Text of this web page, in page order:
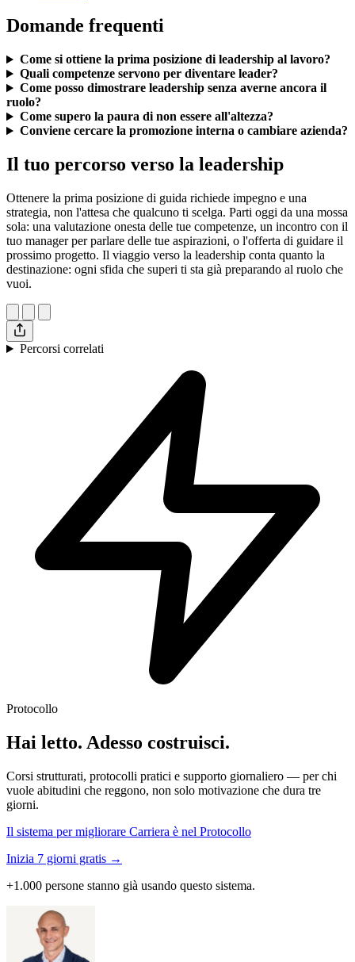
Domande frequenti
Come si ottiene la prima posizione di leadership al lavoro?
Quali competenze servono per diventare leader?
Come posso dimostrare leadership senza averne ancora il
ruolo?
Come supero la paura di non essere all'altezza?
Conviene cercare la promozione interna o cambiare azienda?
Il tuo percorso verso la leadership
Ottenere la prima posizione di guida richiede impegno e una
strategia, non l'attesa che qualcuno ti scelga. Parti oggi da una mossa
sola: una valutazione onesta delle tue competenze, un incontro con il
tuo manager per parlare delle tue aspirazioni, o l'offerta di guidare il
prossimo progetto. Il viaggio verso la leadership conta quanto la
destinazione: ogni sfida che superi ti sta già preparando al ruolo che
vuoi.
Percorsi correlati
Protocollo
Hai letto. Adesso costruisci.
Corsi strutturati, protocolli pratici e supporto giornaliero — per chi
vuole abitudini che reggono, non solo motivazione che dura tre
giorni.
Il sistema per migliorare Carriera è nel Protocollo
Inizia 7 giorni gratis →
+1.000 persone stanno già usando questo sistema.